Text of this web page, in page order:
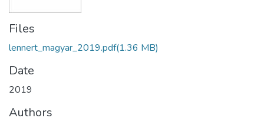
Files
lennert_magyar_2019.pdf(1.36 MB)
Date
2019
Authors